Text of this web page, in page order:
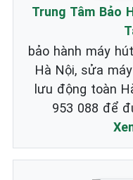
Trung Tâm Bảo
bảo hành máy
Hà Nội, sửa
lưu động toàn
953 088 để